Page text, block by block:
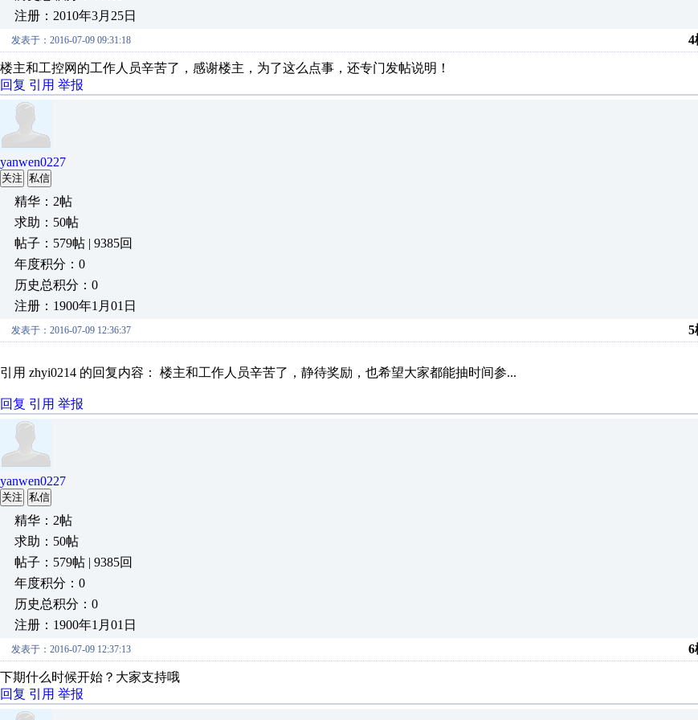
注册：2010年3月25日
发表于：2016-07-09 09:31:18 4
楼主和工控网的工作人员辛苦了，感谢楼主，为了这么点事，还专门发帖说明！
回复 引用 举报
yanwen0227
关注 私信
精华：2帖
求助：50帖
帖子：579帖 | 9385回
年度积分：0
历史总积分：0
注册：1900年1月01日
发表于：2016-07-09 12:36:37 5
引用 zhyi0214 的回复内容： 楼主和工作人员辛苦了，静待奖励，也希望大家都能抽时间参...
回复 引用 举报
yanwen0227
关注 私信
精华：2帖
求助：50帖
帖子：579帖 | 9385回
年度积分：0
历史总积分：0
注册：1900年1月01日
发表于：2016-07-09 12:37:13 6
下期什么时候开始？大家支持哦
回复 引用 举报